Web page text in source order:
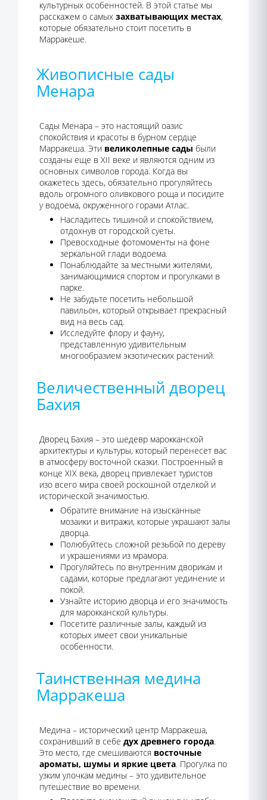
культурных особенностей. В этой статье мы
расскажем о самых захватывающих местах,
которые обязательно стоит посетить в
Марракеше.
Живописные сады
Менара
Сады Менара – это настоящий оазис
спокойствия и красоты в бурном сердце
Марракеша. Эти великолепные сады были
созданы еще в XII веке и являются одним из
основных символов города. Когда вы
окажетесь здесь, обязательно прогуляйтесь
вдоль огромного оливкового роща и посидите
у водоема, окруженного горами Атлас.
Насладитесь тишиной и спокойствием,
отдохнув от городской суеты.
Превосходные фотомоменты на фоне
зеркальной глади водоема.
Понаблюдайте за местными жителями,
занимающимися спортом и прогулками в
парке.
Не забудьте посетить небольшой
павильон, который открывает прекрасный
вид на весь сад.
Исследуйте флору и фауну,
представленную удивительным
многообразием экзотических растений.
Величественный дворец
Бахия
Дворец Бахия – это шедевр марокканской
архитектуры и культуры, который перенесет вас
в атмосферу восточной сказки. Построенный в
конце XIX века, дворец привлекает туристов
изо всего мира своей роскошной отделкой и
исторической значимостью.
Обратите внимание на изысканные
мозаики и витражи, которые украшают залы
дворца.
Полюбуйтесь сложной резьбой по дереву
и украшениями из мрамора.
Прогуляйтесь по внутренним дворикам и
садами, которые предлагают уединение и
покой.
Узнайте историю дворца и его значимость
для марокканской культуры.
Посетите различные залы, каждый из
которых имеет свои уникальные
особенности.
Таинственная медина
Марракеша
Медина – исторический центр Марракеша,
сохранивший в себе дух древнего города.
Это место, где смешиваются восточные
ароматы, шумы и яркие цвета. Прогулка по
узким улочкам медины – это удивительное
путешествие во времени.